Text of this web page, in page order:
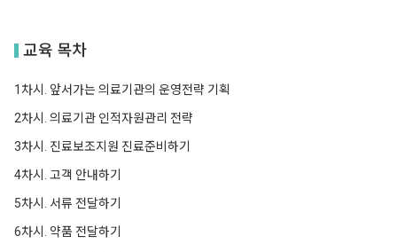
교육 목차
1차시. 앞서가는 의료기관의 운영전략 기획
2차시. 의료기관 인적자원관리 전략
3차시. 진료보조지원 진료준비하기
4차시. 고객 안내하기
5차시. 서류 전달하기
6차시. 약품 전달하기